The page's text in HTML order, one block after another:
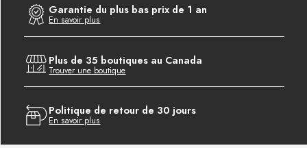
Garantie du plus bas prix de 1 an
En savoir plus
Plus de 35 boutiques au Canada
Trouver une boutique
Politique de retour de 30 jours
En savoir plus